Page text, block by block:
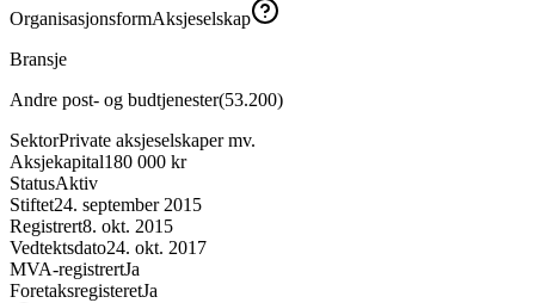
OrganisasjonsformAksjeselskap
Bransje
Andre post- og budtjenester(53.200)
SektorPrivate aksjeselskaper mv.
Aksjekapital180 000 kr
StatusAktiv
Stiftet24. september 2015
Registrert8. okt. 2015
Vedtektsdato24. okt. 2017
MVA-registrertJa
ForetaksregisteretJa